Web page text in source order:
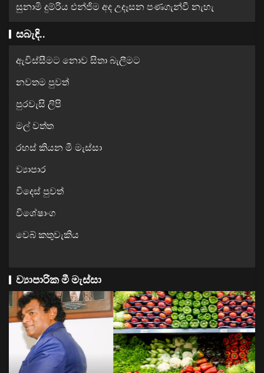
සුනාමි දුම්රිය එන්ජිම අද උදෑසන පණගැන්වී නැහැ
සබැඳි..
ඇවිස්සීමට නොව සිතා බැලීමට
නවතම පුවත්
පුරවැසි ලිපි
මල් වත්ත
රහස් කියන මී මැස්සා
ව්‍යාපාර
විදෙස් පුවත්
විශේෂාංග
වෙබ් කතුවැකිය
ව්‍යාපාරික මී මැස්සා